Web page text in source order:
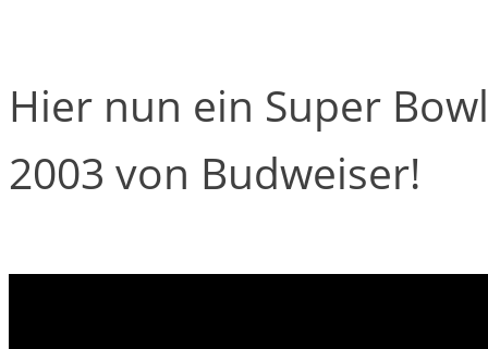
Hier nun ein Super
2003 von Budweiser!